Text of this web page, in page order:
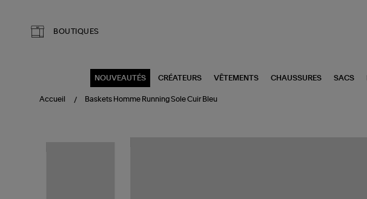
BOUTIQUES
NOUVEAUTÉS CRÉATEURS VÊTEMENTS CHAUSSURES SACS
Accueil Baskets Homme Running Sole Cuir Bleu